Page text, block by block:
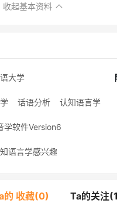
收起基本资料
大学
话语分析 认知语言学
学软件Version6
语言学感兴趣
的 收藏(0) Ta的关注